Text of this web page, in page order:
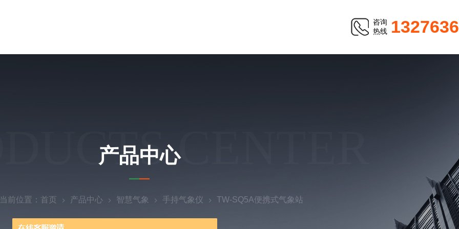
咨询
热线
CENTER
产品中心
当前位置： 首页 产品中心 智慧气象 手持气象仪 TW-SQ5A便携式气象站